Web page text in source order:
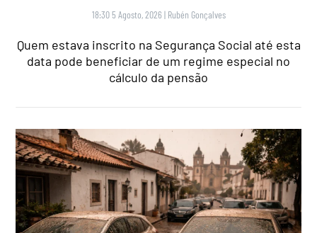
18:30 5 Agosto, 2026 | Rubén Gonçalves
Quem estava inscrito na Segurança Social até esta
data pode beneficiar de um regime especial no
cálculo da pensão